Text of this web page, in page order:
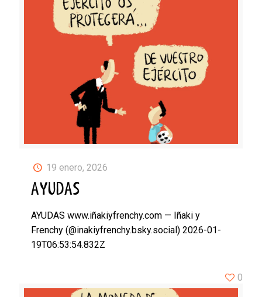
19 enero, 2026
AYUDAS
AYUDAS www.iñakiyfrenchy.com — Iñaki y
Frenchy (@inakiyfrenchy.bsky.social) 2026-01-
19T06:53:54.832Z
0